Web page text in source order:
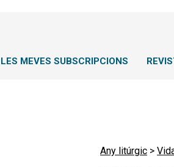
LES MEVES SUBSCRIPCIONS
Any litúrgic >